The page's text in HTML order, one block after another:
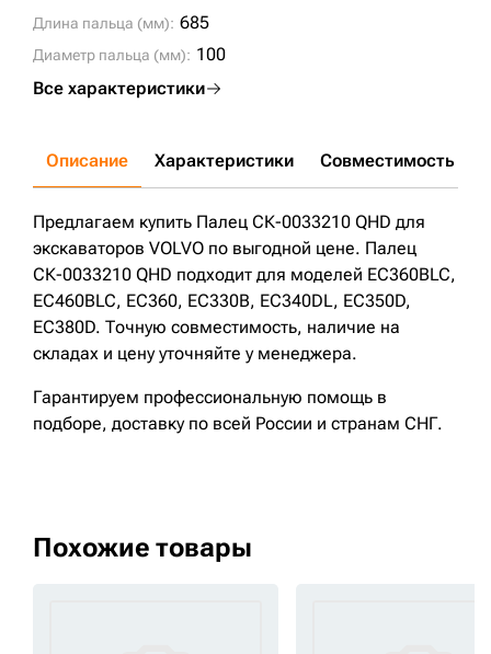
Длина пальца (мм): 685
Диаметр пальца (мм): 100
Все характеристики
Описание Характеристики Совместимость
Предлагаем купить Палец СК-0033210 QHD для
экскаваторов VOLVO по выгодной цене. Палец
СК-0033210 QHD подходит для моделей EC360BLC,
EC460BLC, EC360, EC330B, EC340DL, EC350D,
EC380D. Точную совместимость, наличие на
складах и цену уточняйте у менеджера.
Гарантируем профессиональную помощь в
подборе, доставку по всей России и странам СНГ.
Похожие товары